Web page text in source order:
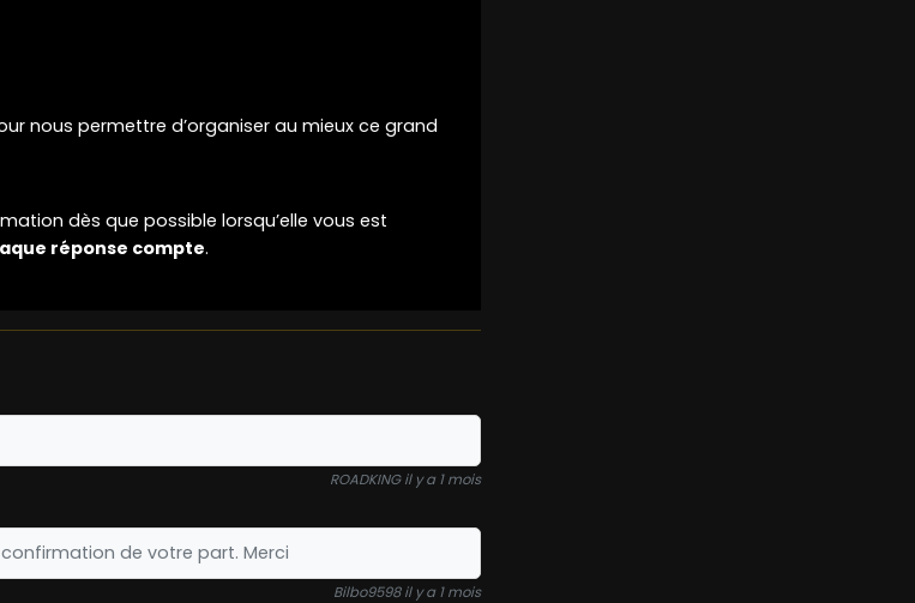
nous permettre d’organiser au mieux ce grand
dès que possible lorsqu’elle vous est
réponse compte.
ROADKING il y a 1 mois
de votre part. Merci
Bilbo9598 il y a 1 mois